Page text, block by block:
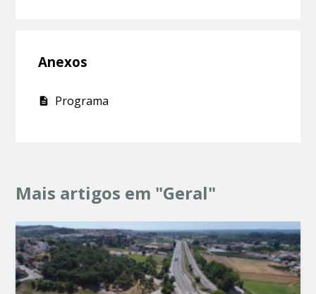
Anexos
Programa
Mais artigos em "Geral"